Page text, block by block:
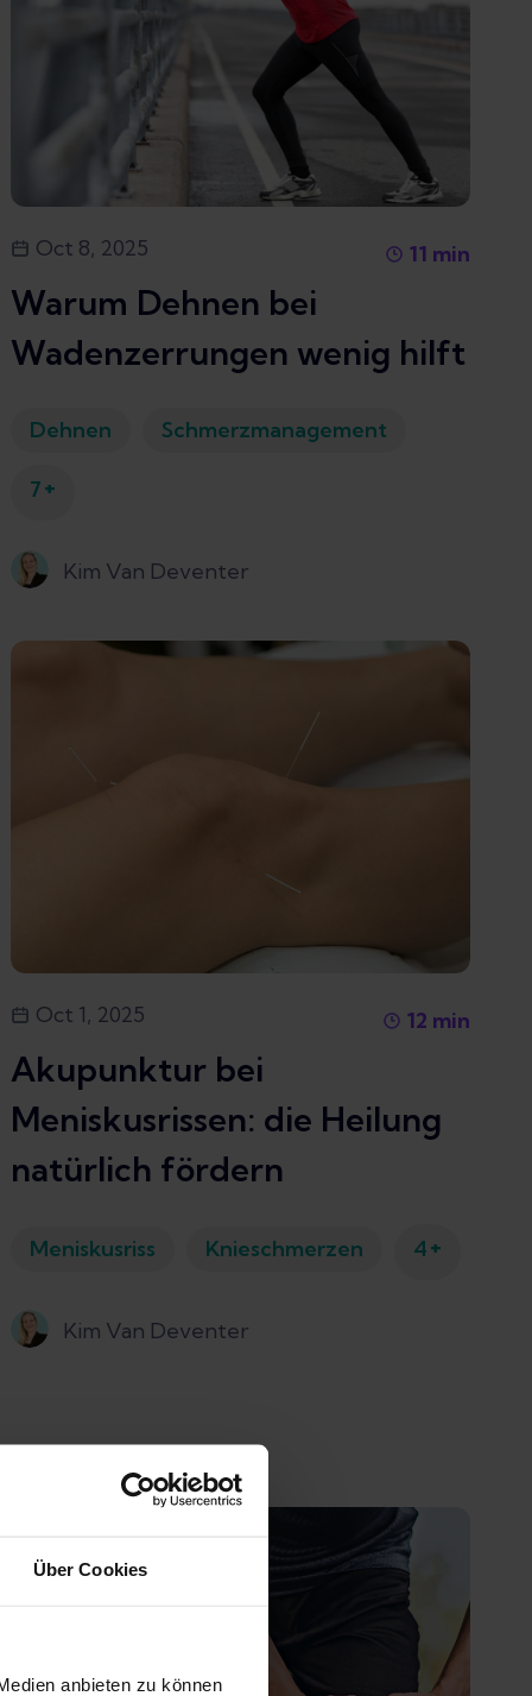
Über Cookies
anbieten zu können
Oct 8, 2025 11 min
Warum Dehnen bei
Wadenzerrungen wenig hilft
Dehnen Schmerzmanagement
7+
Kim Van Deventer
Oct 1, 2025 12 min
Akupunktur bei
Meniskusrissen: die Heilung
natürlich fördern
Meniskusriss Knieschmerzen 4+
Kim Van Deventer